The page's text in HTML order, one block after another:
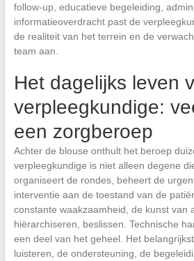
follow-up, educatieve begeleiding,
informatieoverdracht past de
de realiteit van het terrein en de
team aan.
Het dagelijks leven
verpleegkundige:
een zorgberoep
Achter de blouse onthult het beroep
verpleegkundige is niet alleen degene
organiseert de rondes, beheert de
interventie aan de toestand van de
constante waakzaamheid, de kunst van
hiërarchiseren, beslissen. Technische
een deel van het geheel. Het
luisteren, de ondersteuning, de